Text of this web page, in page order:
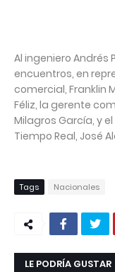
Al ingeniero Andrés
encuentros, en
comercial, Franklin
Féliz, la gerente
Milagros García, y
Tiempo Real, José
Tags Nacionales
LE PODRÍA GUSTAR